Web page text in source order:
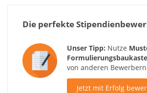
Die perfekte
Unser Tipp: Nutze
von anderen
Jetzt mit Erfolg